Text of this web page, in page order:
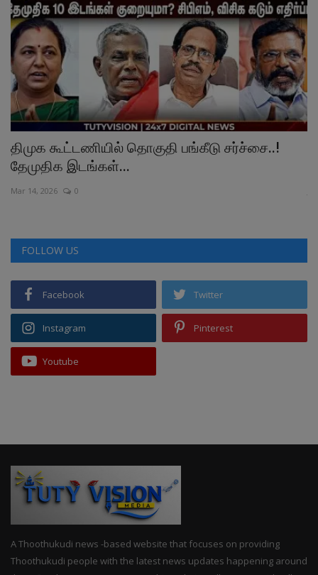
திமுக கூட்டணியில் தொகுதி பங்கீடு சர்ச்சை..!
தேமுதிக இடங்கள்...
Mar 14, 2026 0
FOLLOW US
Facebook Twitter
Instagram Pinterest
Youtube
A Thoothukudi news -based website that focuses on providing
Thoothukudi people with the latest news updates happening around